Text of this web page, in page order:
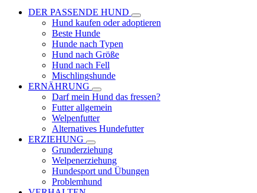
DER PASSENDE HUND
Hund kaufen oder adoptieren
Beste Hunde
Hunde nach Typen
Hund nach Größe
Hund nach Fell
Mischlingshunde
ERNÄHRUNG
Darf mein Hund das fressen?
Futter allgemein
Welpenfutter
Alternatives Hundefutter
ERZIEHUNG
Grunderziehung
Welpenerziehung
Hundesport und Übungen
Problemhund